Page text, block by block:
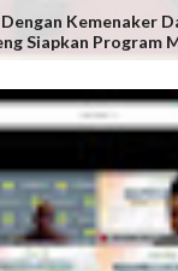
Kemenaker
Siapkan Program